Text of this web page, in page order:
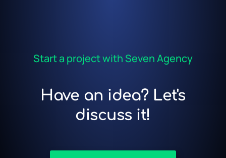
Start a project with Seven Agency
Have an idea? Let's
discuss it!